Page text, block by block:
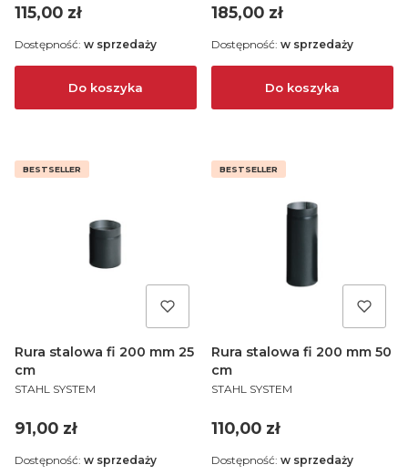
Cena
115,00 zł
Do koszyka
Dostępność: w sprzedaży
Cena
185,00 zł
Do koszyka
Dostępność: w sprzedaży
BESTSELLER
Rura stalowa fi 200 mm 25
cm
PRODUCENT
STAHL SYSTEM
Cena
91,00 zł
Dostępność: w sprzedaży
BESTSELLER
Rura stalowa fi 200 mm 50
cm
PRODUCENT
STAHL SYSTEM
Cena
110,00 zł
Dostępność: w sprzedaży